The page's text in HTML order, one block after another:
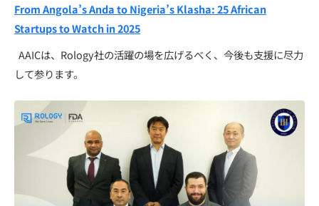
From Angola’s Anda to Nigeria’s Klasha: 25 African
Startups to Watch in 2025
AAICは、Rology社の活躍の場を広げるべく、今後も支援に尽力
して参ります。